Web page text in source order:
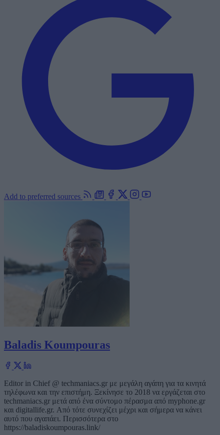
Add to preferred sources
Baladis Koumpouras
Editor in Chief @ techmaniacs.gr με μεγάλη αγάπη για τα κινητά
τηλέφωνα και την επιστήμη. Ξεκίνησε το 2018 να εργάζεται στο
techmaniacs.gr μετά από ένα σύντομο πέρασμα από myphone.gr
και digitallife.gr. Από τότε συνεχίζει μέχρι και σήμερα να κάνει
αυτό που αγαπάει. Περισσότερα στο
https://baladiskoumpouras.link/